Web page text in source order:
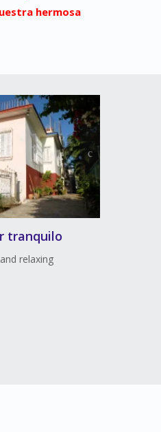
hermosa
tranquilo
relaxing